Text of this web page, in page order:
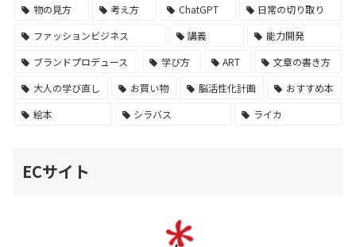
物の見方 考え方 ChatGPT
日常の切り取り
ファッションビジネス
講義
能力開発
ブランドプロデュース
学び方 ART
文章の書き方
大人の学び直し
お買い物 脳活性化計画
おすすめ本
絵本
シラバス ライカ
ECサイト